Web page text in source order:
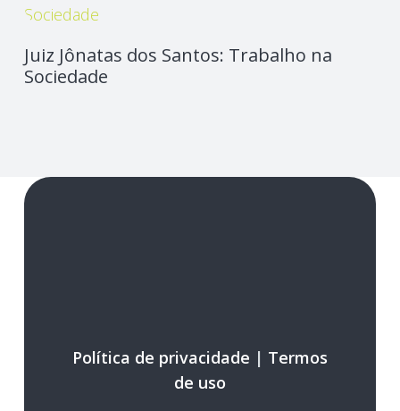
Juiz Jônatas dos Santos: Trabalho na
Sociedade
Política de privacidade | Termos
de uso